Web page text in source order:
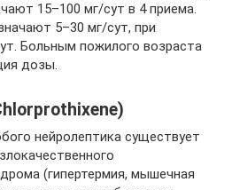
15–100 мг/сут в 4 приема.
5–30 мг/сут, при
Больным пожилого возраста
дозы.
нейролептика существует
(гипертермия, мышечная